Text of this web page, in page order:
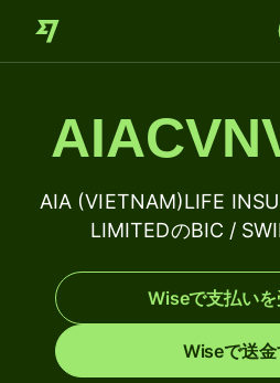
AIA (VIETNAM)LIFE
LIMITEDのBIC /
Wiseで支払いを
Wiseで送金